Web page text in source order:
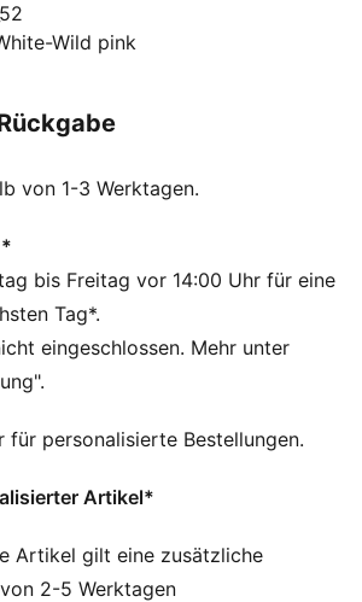
No. 1 Logo-Gummiprint hat
und die Shorts
Komfort dank des elastischen
bequemes Relaxen zu Hause.
Ja. Länge des Kordelzugs:
20 % recycelter Baumwolle
Bund und Kordelzug innen
Wild pink
von 1-3 Werktagen.
bis Freitag vor 14:00 Uhr für eine
Tag*.
eingeschlossen. Mehr unter
personalisierte Bestellungen.
Artikel*
Artikel gilt eine zusätzliche
2-5 Werktagen